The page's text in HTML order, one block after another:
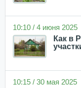
10:10 / 4 июня 2025
Как в
10:15 / 30 мая 2025